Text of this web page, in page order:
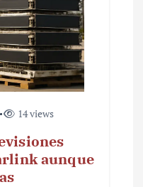
14 views
aunque